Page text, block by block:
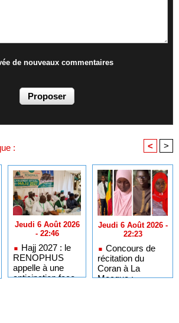
de nouveaux commentaires
: < >
Jeudi 6 Août 2026
- 22:46
Hajj 2027 : le
RENOPHUS
appelle à une
anticipation face
Jeudi 6 Août 2026 -
22:23
Concours de
récitation du
Coran à La
Mecque :